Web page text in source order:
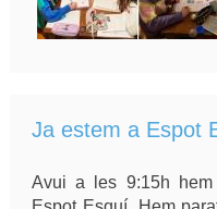
Ja estem a Espot
Avui a les 9:15h